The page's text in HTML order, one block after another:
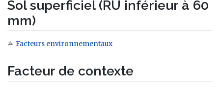
Sol superficiel (RU inférieur à 60
mm)
Aller à :navigation,rechercher
Facteurs environnementaux
Facteur de contexte